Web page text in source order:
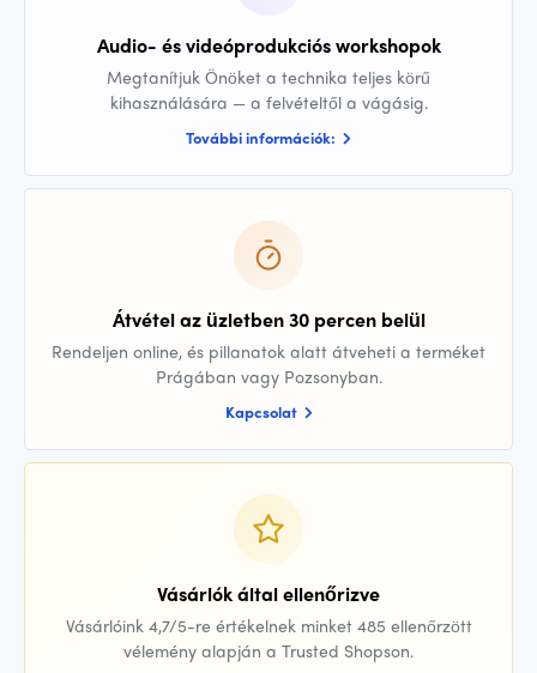
Audio- és videóprodukciós workshopok
Megtanítjuk Önöket a technika teljes körű
kihasználására — a felvételtől a vágásig.
További információk:
Átvétel az üzletben 30 percen belül
Rendeljen online, és pillanatok alatt átveheti a terméket
Prágában vagy Pozsonyban.
Kapcsolat
Vásárlók által ellenőrizve
Vásárlóink 4,7/5-re értékelnek minket 485 ellenőrzött
vélemény alapján a Trusted Shopson.